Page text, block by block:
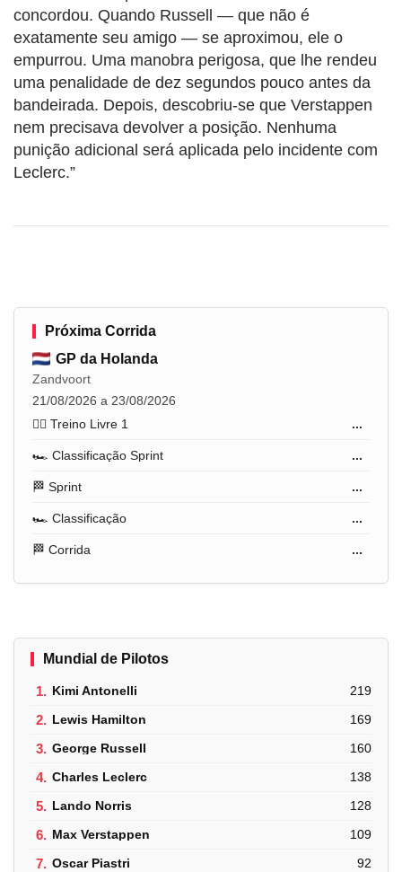
concordou. Quando Russell — que não é
exatamente seu amigo — se aproximou, ele o
empurrou. Uma manobra perigosa, que lhe rendeu
uma penalidade de dez segundos pouco antes da
bandeirada. Depois, descobriu-se que Verstappen
nem precisava devolver a posição. Nenhuma
punição adicional será aplicada pelo incidente com
Leclerc.”
Próxima Corrida
GP da Holanda
Zandvoort
21/08/2026 a 23/08/2026
🏋️‍♂️ Treino Livre 1
...
🏎️ Classificação Sprint ...
🏁 Sprint ...
🏎️ Classificação ...
🏁 Corrida ...
Mundial de Pilotos
1. Kimi Antonelli 219
2. Lewis Hamilton 169
3. George Russell 160
4. Charles Leclerc 138
5. Lando Norris 128
6. Max Verstappen 109
7. Oscar Piastri 92